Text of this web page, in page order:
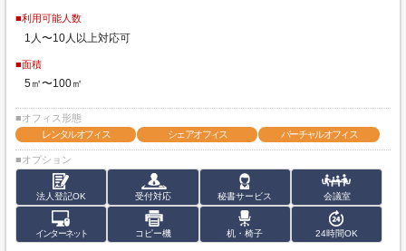
■利用可能人数
1人〜10人以上対応可
■面積
5㎡〜100㎡
■オフィス形態
レンタルオフィス
シェアオフィス バーチャルオフィス
■オプション
法人登記OK 受付対応 秘書サービス 会議室
インターネット コピー機 机・椅子 24時間OK